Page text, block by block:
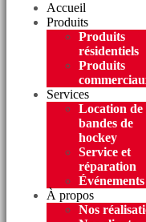
Accueil
Produits
Produits
résidentiels
Produits
Services
Location de
bandes de
hockey
Service et
réparation
Événements
À propos
Nos